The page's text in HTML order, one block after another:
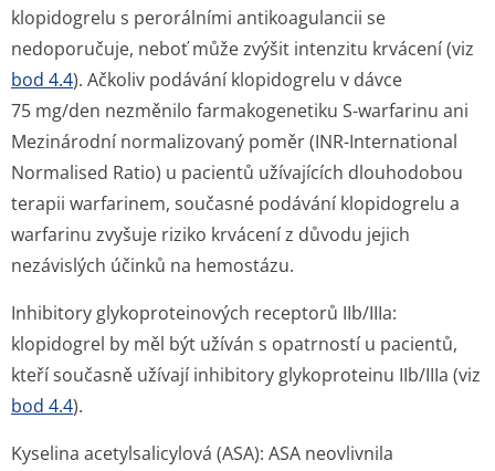
klopidogrelu s perorálními antikoagulancii se
nedoporučuje, neboť může zvýšit intenzitu krvácení (viz
bod 4.4). Ačkoliv podávání klopidogrelu v dávce
75 mg/den nezměnilo farmakogenetiku S-warfarinu ani
Mezinárodní normalizovaný poměr (INR-International
Normalised Ratio) u pacientů užívajících dlouhodobou
terapii warfarinem, současné podávání klopidogrelu a
warfarinu zvyšuje riziko krvácení z důvodu jejich
nezávislých účinků na hemostázu.
Inhibitory glykoproteinových receptorů IIb/IIIa:
klopidogrel by měl být užíván s opatrností u pacientů,
kteří současně užívají inhibitory glykoproteinu IIb/IIIa (viz
bod 4.4).
Kyselina acetylsalicylová (ASA): ASA neovlivnila